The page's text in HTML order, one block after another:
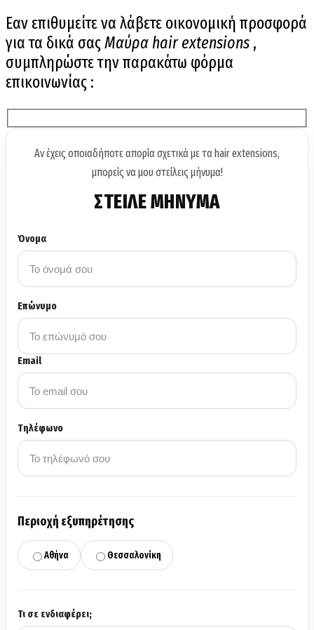
Εαν επιθυμείτε να λάβετε οικονομική προσφορά
για τα δικά σαςΜαύρα hair extensions ,
συμπληρώστε την παρακάτω φόρμα
επικοινωνίας :
Αν έχεις οποιαδήποτε απορία σχετικά με τα hair extensions,
μπορείς να μου στείλεις μήνυμα!
ΣΤΕΙΛΕ ΜΗΝΥΜΑ
Όνομα
Επώνυμο
Email
Τηλέφωνο
Περιοχή εξυπηρέτησης
Αθήνα Θεσσαλονίκη
Τι σε ενδιαφέρει;